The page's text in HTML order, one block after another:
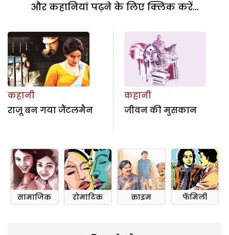
और कहानियां पढ़ने के लिए क्लिक करें...
कहानी
राजू बन गया जैंटलमैन
कहानी
जीवन की मुसकान
सामाजिक रोमांटिक क्राइम फॅमिली